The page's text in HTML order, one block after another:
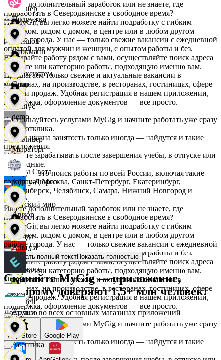
Вайнер
Ваншоп
Ворксистем
Гелиус
Гулливер
Дары Света
Детский мир
Звезда
Зельгрос
Зенден
Инканто
Подружка
Стокманн
Cпар
demo
Мираторг
Абрау-Дюрсо
Авиор
Альтум
Аркета
Архим
Асептика
Ищете дополнительный заработок или не знаете, где
подработать в Северодвинске в свободное время?
На MyGig вы легко можете найти подработку с гибким
графиком, рядом с домом, в центре или в любом другом
районе города. У нас — только свежие вакансии с ежедневной
оплатой для мужчин и женщин, с опытом работы и без.
Выбирайте работу рядом с вами, осуществляйте поиск адреса
на карте или категорию работы, подходящую именно вам.
Предлагаем только свежие и актуальные вакансии в
магазинах, на производстве, в ресторанах, гостиницах, сфере
услуг и продаж. Удобная регистрация в нашем приложении,
поддержка, оформление документов — все просто.
Воспользуйтесь услугами MyGig и начните работать уже сразу
после отклика.
А если нужна занятость только иногда — найдутся и такие
предложения.
Начните зарабатывать после завершения учебы, в отпуске или
в выходные.
MyGig — это поиск работы по всей России, включая такие
города как Москва, Санкт-Петербург, Екатеринбург,
Новосибирск, Челябинск, Самара, Нижний Новгород и
другие.
Ищете дополнительный заработок или не знаете, где
подработать в Северодвинске в свободное время?
На MyGig вы легко можете найти подработку с гибким
графиком, рядом с домом, в центре или в любом другом
районе города. У нас — только свежие вакансии с ежедневной
оплатой для мужчин и женщин, с опытом работы и без.
Выбирайте работу рядом с вами, осуществляйте поиск адреса
на карте или категорию работы, подходящую именно вам.
Предлагаем только свежие и актуальные вакансии в
магазинах, на производстве, в ресторанах, гостиницах, сфере
услуг и продаж. Удобная регистрация в нашем приложении,
поддержка, оформление документов — все просто.
Воспользуйтесь услугами MyGig и начните работать уже сразу
после отклика.
А если нужна занятость только иногда — найдутся и такие
предложения.
Показать полный текстПоказать полностью
Скачайте MyGig — приложение,
которому доверяют 1,5+ млн человек!
Доступно во всех основных магазинах приложений
App Store Google Play